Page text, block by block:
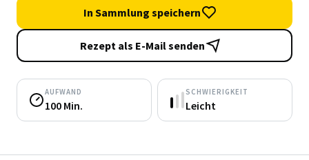
In Sammlung speichern
Rezept als E-Mail senden
AUFWAND
100 Min.
SCHWIERIGKEIT
Leicht